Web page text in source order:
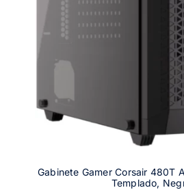
Gabinete Gamer Corsair 480T
Templado,